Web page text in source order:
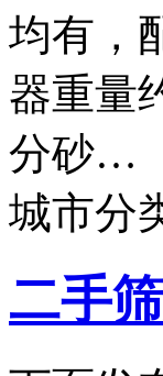
均有，
器重量
分砂…
城市分
二手